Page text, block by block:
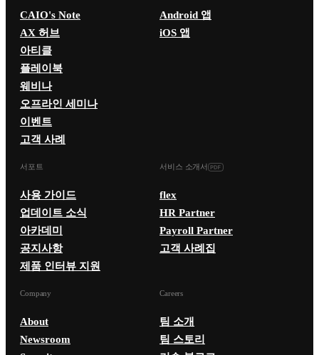
CAIO's Note
AX 허브
아티클
플레이북
웨비나
오프라인 세미나
이벤트
고객 사례
Android 앱
iOS 앱
서포트
사용 가이드
업데이트 소식
아카데미
공지사항
제품 인터뷰 지원
서비스 소개서
flex
HR Partner
Payroll Partner
고객 사례집
Company
About
Newsroom
Careers
팀 소개
팀 스토리